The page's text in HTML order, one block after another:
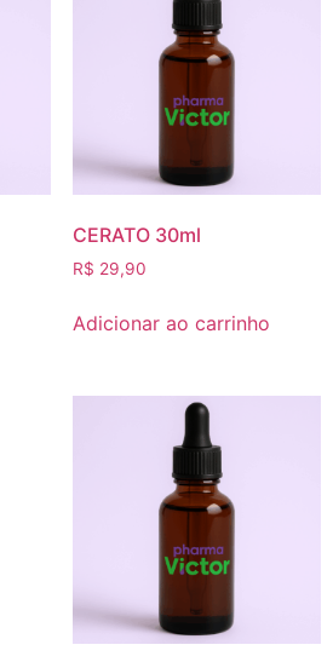
CERATO 30ml
R$ 29,90
Adicionar ao carrinho